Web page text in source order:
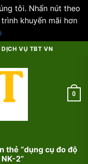
tôi. Nhấn nút theo
khuyến mãi hơn
VỤ TBT VN
0
thẻ “dụng cụ đo độ
2”